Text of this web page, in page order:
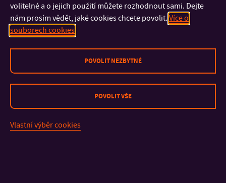
Mgr. Michal Navrátil
LEKTOR
TEL: +420 576 038 168
m1navratil@utb.cz
KANCELÁŘ: U18/520
volitelné a o jejich použití můžete rozhodnout sami. Dejte
nám prosím vědět, jaké cookies chcete povolit. Více o
souborech cookies
POVOLIT NEZBYTNÉ
POVOLIT VŠE
Vlastní výběr cookies